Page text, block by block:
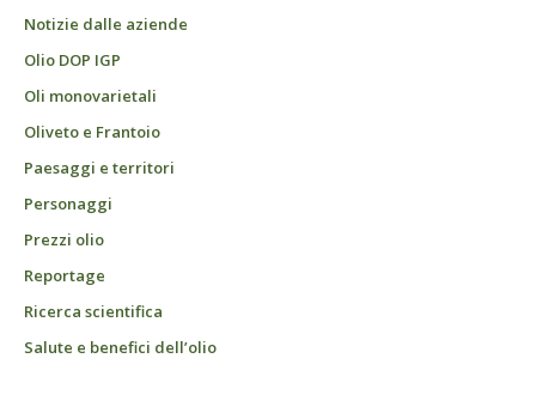
Notizie dalle aziende
Olio DOP IGP
Oli monovarietali
Oliveto e Frantoio
Paesaggi e territori
Personaggi
Prezzi olio
Reportage
Ricerca scientifica
Salute e benefici dell’olio